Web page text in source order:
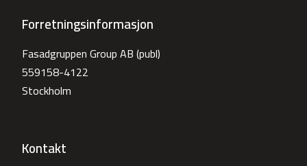
Forretningsinformasjon
Fasadgruppen Group AB (publ)
559158-4122
Stockholm
Kontakt